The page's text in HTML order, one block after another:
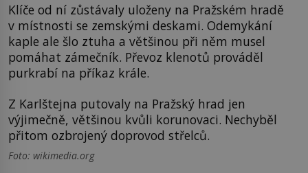
Klíče od ní zůstávaly uloženy na Pražském hradě
v místnosti se zemskými deskami. Odemykání
kaple ale šlo ztuha a většinou při něm musel
pomáhat zámečník. Převoz klenotů prováděl
purkrabí na příkaz krále.
Z Karlštejna putovaly na Pražský hrad jen
výjimečně, většinou kvůli korunovaci. Nechyběl
přitom ozbrojený doprovod střelců.
Foto: wikimedia.org